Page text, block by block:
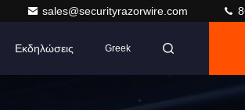
sales@securityrazorwire.com
Εκδηλώσεις Greek